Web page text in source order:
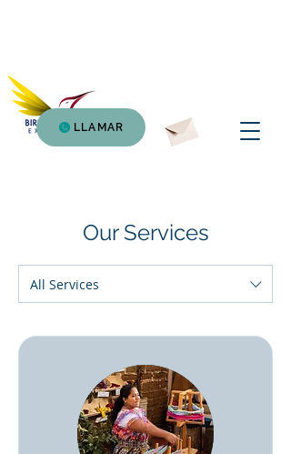
Expedition
LLAMAR
Our Services
All Services